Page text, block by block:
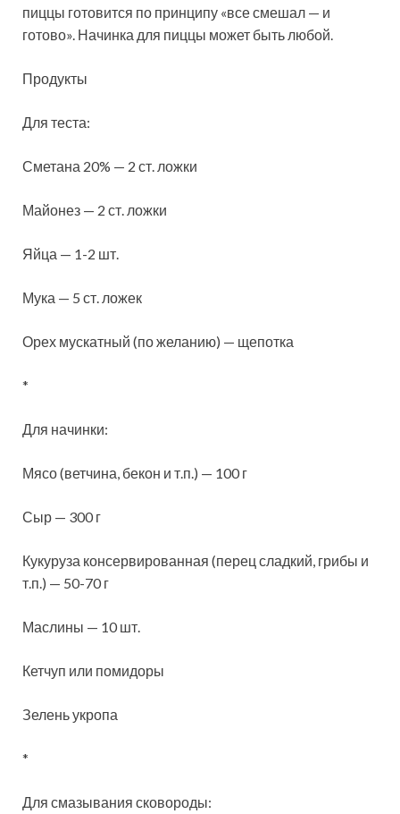
пиццы готовится по принципу «все смешал — и
готово». Начинка для пиццы может быть любой.
Продукты
Для теста:
Сметана 20% — 2 ст. ложки
Майонез — 2 ст. ложки
Яйца — 1-2 шт.
Мука — 5 ст. ложек
Орех мускатный (по желанию) — щепотка
*
Для начинки:
Мясо (ветчина, бекон и т.п.) — 100 г
Сыр — 300 г
Кукуруза консервированная (перец сладкий, грибы и
т.п.) — 50-70 г
Маслины — 10 шт.
Кетчуп или помидоры
Зелень укропа
*
Для смазывания сковороды: